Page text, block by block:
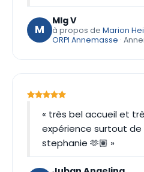
M
Mlg V
à propos de Marion
ORPI Annemasse ·
« très bel accueil et
expérience surtout
stephanie 🫶🏽 »